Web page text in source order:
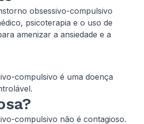
obsessivo-compulsivo
psicoterapia e o uso de
amenizar a ansiedade e a
compulsivo é uma doença
compulsivo não é contagioso.